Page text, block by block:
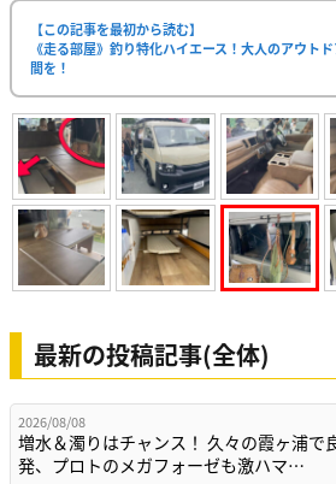
【この記事を最初から読む】
《走る部屋》釣り特化ハイエース！大人のアウト
間を！
最新の投稿記事(全体)
2026/08/08
増水＆濁りはチャンス！ 久々の霞ヶ浦で
発、プロトのメガフォーゼも激ハマ…